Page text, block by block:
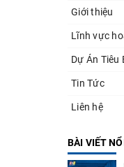
Giới thiệu
Lĩnh vực
Dự Án Tiêu
Tin Tức
Liên hệ
BÀI VIẾT